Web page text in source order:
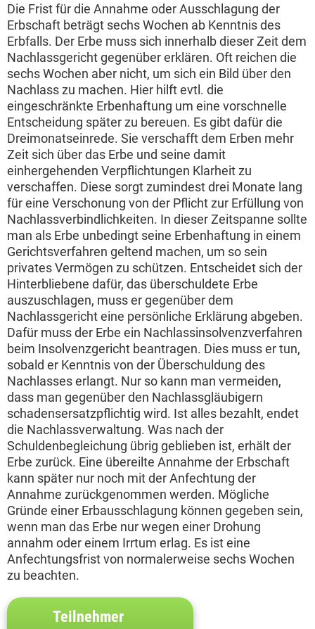
Die Frist für die Annahme oder Ausschlagung der
Erbschaft beträgt sechs Wochen ab Kenntnis des
Erbfalls. Der Erbe muss sich innerhalb dieser Zeit dem
Nachlassgericht gegenüber erklären. Oft reichen die
sechs Wochen aber nicht, um sich ein Bild über den
Nachlass zu machen. Hier hilft evtl. die
eingeschränkte Erbenhaftung um eine vorschnelle
Entscheidung später zu bereuen. Es gibt dafür die
Dreimonatseinrede. Sie verschafft dem Erben mehr
Zeit sich über das Erbe und seine damit
einhergehenden Verpflichtungen Klarheit zu
verschaffen. Diese sorgt zumindest drei Monate lang
für eine Verschonung von der Pflicht zur Erfüllung von
Nachlassverbindlichkeiten. In dieser Zeitspanne sollte
man als Erbe unbedingt seine Erbenhaftung in einem
Gerichtsverfahren geltend machen, um so sein
privates Vermögen zu schützen. Entscheidet sich der
Hinterbliebene dafür, das überschuldete Erbe
auszuschlagen, muss er gegenüber dem
Nachlassgericht eine persönliche Erklärung abgeben.
Dafür muss der Erbe ein Nachlassinsolvenzverfahren
beim Insolvenzgericht beantragen. Dies muss er tun,
sobald er Kenntnis von der Überschuldung des
Nachlasses erlangt. Nur so kann man vermeiden,
dass man gegenüber den Nachlassgläubigern
schadensersatzpflichtig wird. Ist alles bezahlt, endet
die Nachlassverwaltung. Was nach der
Schuldenbegleichung übrig geblieben ist, erhält der
Erbe zurück. Eine übereilte Annahme der Erbschaft
kann später nur noch mit der Anfechtung der
Annahme zurückgenommen werden. Mögliche
Gründe einer Erbausschlagung können gegeben sein,
wenn man das Erbe nur wegen einer Drohung
annahm oder einem Irrtum erlag. Es ist eine
Anfechtungsfrist von normalerweise sechs Wochen
zu beachten.
Teilnehmer